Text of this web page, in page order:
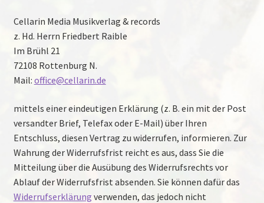
Datenschutzerklärung
Cellarin Media Musikverlag & records
z. Hd. Herrn Friedbert Raible
Im Brühl 21
72108 Rottenburg N.
Mail: office@cellarin.de
mittels einer eindeutigen Erklärung (z. B. ein mit der Post
versandter Brief, Telefax oder E-Mail) über Ihren
Entschluss, diesen Vertrag zu widerrufen, informieren. Zur
Wahrung der Widerrufsfrist reicht es aus, dass Sie die
Mitteilung über die Ausübung des Widerrufsrechts vor
Ablauf der Widerrufsfrist absenden. Sie können dafür das
Widerrufserklärung verwenden, das jedoch nicht